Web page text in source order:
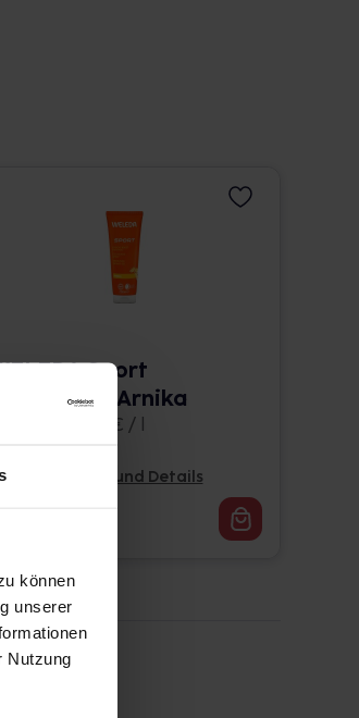
können
unserer
Nutzung
Sport
Shower Gel Arnika
ml • 34,75 € / l
und Details